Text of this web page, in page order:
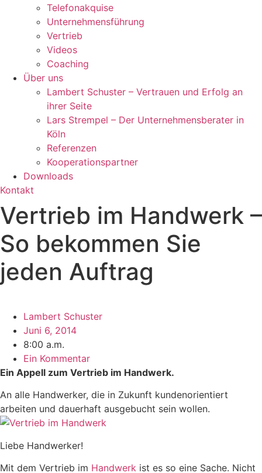
Telefonakquise
Unternehmensführung
Vertrieb
Videos
Coaching
Über uns
Lambert Schuster – Vertrauen und Erfolg an
ihrer Seite
Lars Strempel – Der Unternehmensberater in
Köln
Referenzen
Kooperationspartner
Downloads
Kontakt
Vertrieb im Handwerk –
So bekommen Sie
jeden Auftrag
Lambert Schuster
Juni 6, 2014
8:00 a.m.
Ein Kommentar
Ein Appell zum Vertrieb im Handwerk.
An alle Handwerker, die in Zukunft kundenorientiert
arbeiten und dauerhaft ausgebucht sein wollen.
Liebe Handwerker!
Mit dem Vertrieb im Handwerk ist es so eine Sache. Nicht